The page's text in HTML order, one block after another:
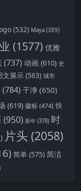
(532) Maya (389)
(1577) 优雅
(737) 动画 (610) 史
文展示 (563) 城市
(784) 干净 (650)
(619) 徽标(474) 快
(950) 新年 (378) 时
片头 (2058)
简单 (575) 简洁